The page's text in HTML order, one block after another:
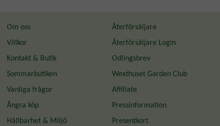
Om oss
Villkor
Kontakt & Butik
Sommarbutiken
Vanliga frågor
Ångra köp
Hållbarhet & Miljö
Återförsäljare
Återförsäljare Login
Odlingsbrev
Wexthuset Garden Club
Affiliate
Pressinformation
Presentkort